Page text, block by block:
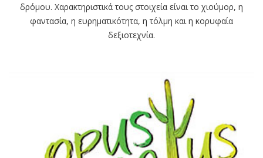
δρόμου. Χαρακτηριστικά τους στοιχεία είναι το χιούμορ, η
φαντασία, η ευρηματικότητα, η τόλμη και η κορυφαία
δεξιοτεχνία.